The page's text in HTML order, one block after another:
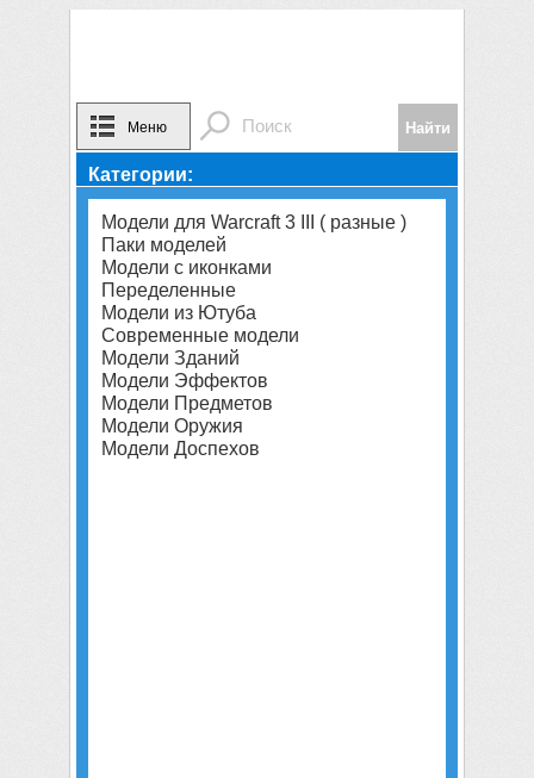
Меню
Категории:
Модели для Warcraft 3 III ( разные )
Паки моделей
Модели с иконками
Переделенные
Модели из Ютуба
Современные модели
Модели Зданий
Модели Эффектов
Модели Предметов
Модели Оружия
Модели Доспехов